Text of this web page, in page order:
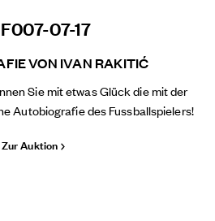
07-17
VON IVAN RAKITIĆ
Sie mit etwas Glück die mit der
Autobiografie des Fussballspielers!
Zur Auktion